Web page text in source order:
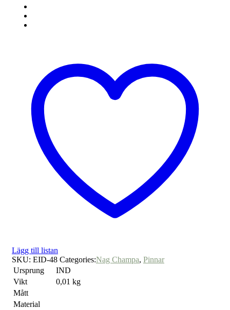
Lägg till listan
SKU: EID-48 Categories:Nag Champa, Pinnar
Ursprung
IND
Vikt
0,01 kg
Mått
Material